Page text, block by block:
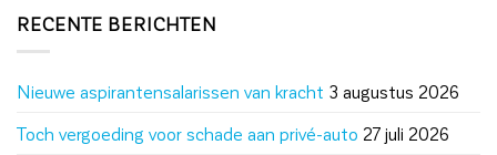
RECENTE BERICHTEN
Nieuwe aspirantensalarissen van kracht 3 augustus 2026
Toch vergoeding voor schade aan privé-auto 27 juli 2026